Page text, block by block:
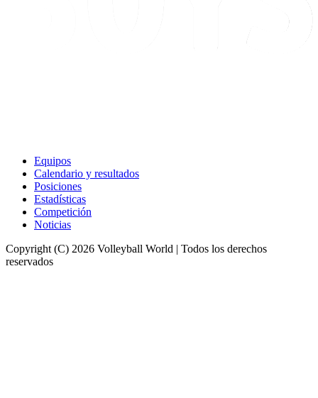
Equipos
Calendario y resultados
Posiciones
Estadísticas
Competición
Noticias
Copyright (C) 2026 Volleyball World | Todos los derechos
reservados